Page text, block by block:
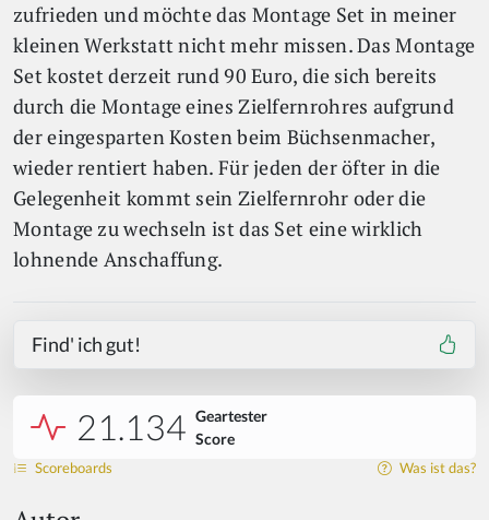
zufrieden und möchte das Montage Set in meiner
kleinen Werkstatt nicht mehr missen. Das Montage
Set kostet derzeit rund 90 Euro, die sich bereits
durch die Montage eines Zielfernrohres aufgrund
der eingesparten Kosten beim Büchsenmacher,
wieder rentiert haben. Für jeden der öfter in die
Gelegenheit kommt sein Zielfernrohr oder die
Montage zu wechseln ist das Set eine wirklich
lohnende Anschaffung.
Find' ich gut!
21.134 Geartester
Score
Scoreboards Was ist das?